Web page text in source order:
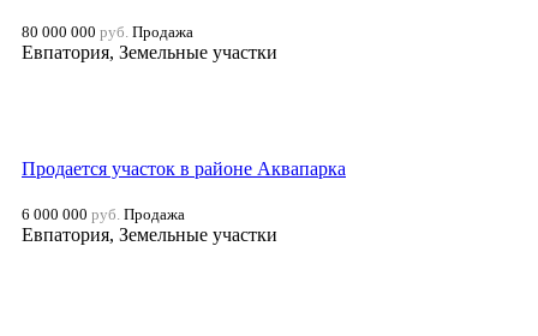
80 000 000 руб. Продажа
Евпатория, Земельные участки
Продается участок в районе Аквапарка
6 000 000 руб. Продажа
Евпатория, Земельные участки